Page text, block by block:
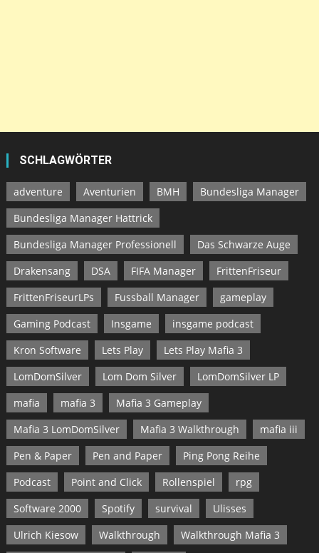
SCHLAGWÖRTER
adventure Aventurien BMH
Bundesliga Manager
Bundesliga Manager Hattrick
Bundesliga Manager Professionell
Das Schwarze Auge
Drakensang
DSA FIFA Manager
FrittenFriseur
FrittenFriseurLPs
Fussball Manager
gameplay
Gaming Podcast
Insgame
insgame podcast
Kron Software
Lets Play
Lets Play Mafia 3
LomDomSilver
Lom Dom Silver
LomDomSilver LP
mafia
mafia 3
Mafia 3 Gameplay
Mafia 3 LomDomSilver
Mafia 3 Walkthrough
mafia iii
Pen & Paper
Pen and Paper
Ping Pong Reihe
Podcast
Point and Click Rollenspiel
rpg
Software 2000
Spotify survival
Ulisses
Ulrich Kiesow
Walkthrough
Walkthrough Mafia 3